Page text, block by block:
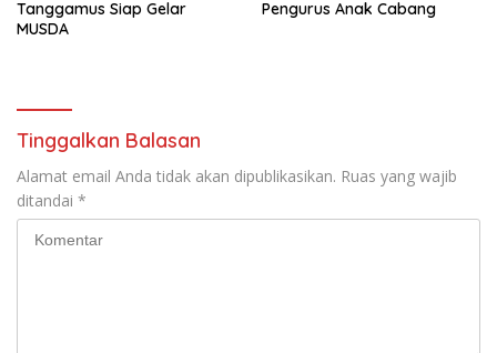
Tanggamus Siap Gelar
MUSDA
Pengurus Anak Cabang
Tinggalkan Balasan
Alamat email Anda tidak akan dipublikasikan. Ruas yang wajib
ditandai *